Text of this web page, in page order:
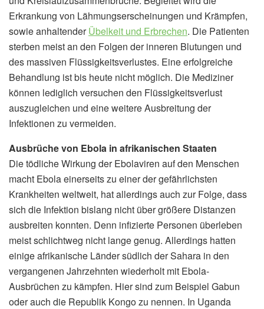
Erkrankung von Lähmungserscheinungen und Krämpfen,
sowie anhaltenderÜbelkeit und Erbrechen. Die Patienten
sterben meist an den Folgen der inneren Blutungen und
des massiven Flüssigkeitsverlustes. Eine erfolgreiche
Behandlung ist bis heute nicht möglich. Die Mediziner
können lediglich versuchen den Flüssigkeitsverlust
auszugleichen und eine weitere Ausbreitung der
Infektionen zu vermeiden.
Ausbrüche von Ebola in afrikanischen Staaten
Die tödliche Wirkung der Ebolaviren auf den Menschen
macht Ebola einerseits zu einer der gefährlichsten
Krankheiten weltweit, hat allerdings auch zur Folge, dass
sich die Infektion bislang nicht über größere Distanzen
ausbreiten konnten. Denn infizierte Personen überleben
meist schlichtweg nicht lange genug. Allerdings hatten
einige afrikanische Länder südlich der Sahara in den
vergangenen Jahrzehnten wiederholt mit Ebola-
Ausbrüchen zu kämpfen. Hier sind zum Beispiel Gabun
oder auch die Republik Kongo zu nennen. In Uganda